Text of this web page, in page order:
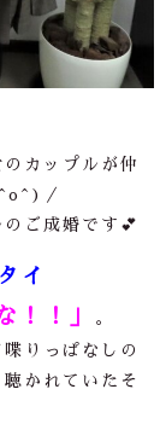
カップルが仲
／
ご成婚です💕
イ
！！」
。
りっぱなしの
かれていたそ